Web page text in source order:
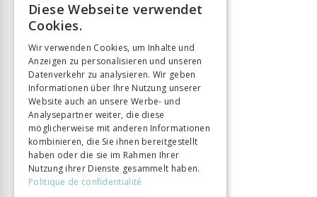
FRENCH
ITALIAN
Diese Webseite verwendet
Cookies.
Wir verwenden Cookies, um Inhalte und
Anzeigen zu personalisieren und unseren
Datenverkehr zu analysieren. Wir geben
Informationen über Ihre Nutzung unserer
Website auch an unsere Werbe- und
Analysepartner weiter, die diese
möglicherweise mit anderen Informationen
kombinieren, die Sie ihnen bereitgestellt
haben oder die sie im Rahmen Ihrer
Nutzung ihrer Dienste gesammelt haben.
Politique de confidentialité